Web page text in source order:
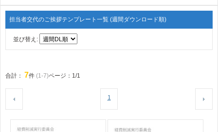
担当者交代のご挨拶テンプレート一覧 (週間ダウンロード順)
並び替え:
合計： 7件 (1-7)ページ：1/1
1